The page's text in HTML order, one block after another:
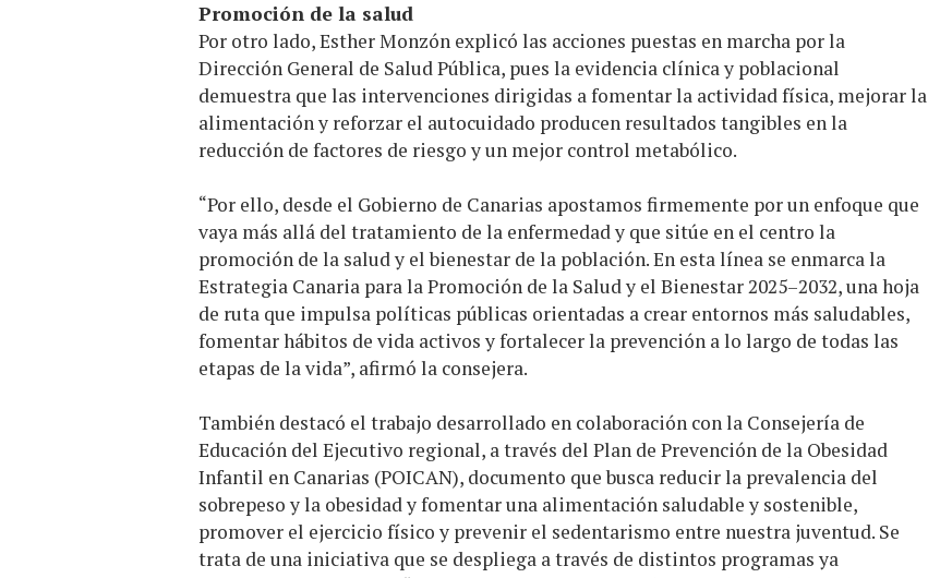
Promoción de la salud
Por otro lado, Esther Monzón explicó las acciones puestas en marcha por la
Dirección General de Salud Pública, pues la evidencia clínica y poblacional
demuestra que las intervenciones dirigidas a fomentar la actividad física, mejorar la
alimentación y reforzar el autocuidado producen resultados tangibles en la
reducción de factores de riesgo y un mejor control metabólico.
“Por ello, desde el Gobierno de Canarias apostamos firmemente por un enfoque que
vaya más allá del tratamiento de la enfermedad y que sitúe en el centro la
promoción de la salud y el bienestar de la población. En esta línea se enmarca la
Estrategia Canaria para la Promoción de la Salud y el Bienestar 2025–2032, una hoja
de ruta que impulsa políticas públicas orientadas a crear entornos más saludables,
fomentar hábitos de vida activos y fortalecer la prevención a lo largo de todas las
etapas de la vida”, afirmó la consejera.
También destacó el trabajo desarrollado en colaboración con la Consejería de
Educación del Ejecutivo regional, a través del Plan de Prevención de la Obesidad
Infantil en Canarias (POICAN), documento que busca reducir la prevalencia del
sobrepeso y la obesidad y fomentar una alimentación saludable y sostenible,
promover el ejercicio físico y prevenir el sedentarismo entre nuestra juventud. Se
trata de una iniciativa que se despliega a través de distintos programas ya